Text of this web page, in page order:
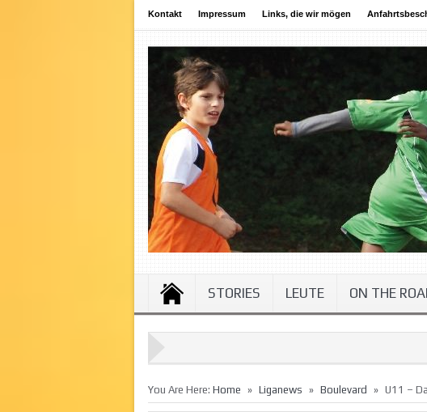
Kontakt Impressum Links, die wir mögen
STORIES LEUTE ON THE
You Are Here: Home » Liganews » Boulevard » U11 –